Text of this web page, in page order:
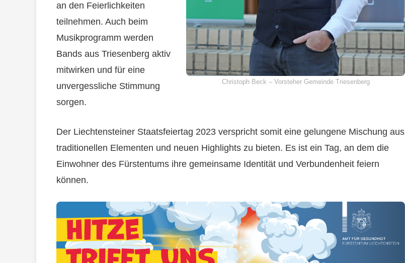
Christoph Beck – Vorsteher Gemeinde Triesenberg
an den Feierlichkeiten
teilnehmen. Auch beim
Musikprogramm werden
Bands aus Triesenberg aktiv
mitwirken und für eine
unvergessliche Stimmung
sorgen.
Der Liechtensteiner Staatsfeiertag 2023 verspricht somit eine gelungene Mischung aus
traditionellen Elementen und neuen Highlights zu bieten. Es ist ein Tag, an dem die
Einwohner des Fürstentums ihre gemeinsame Identität und Verbundenheit feiern
können.